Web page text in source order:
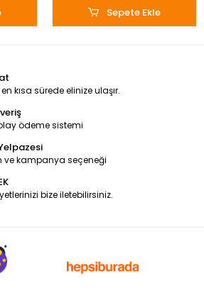
Sepete Ekle
kısa sürede elinize ulaşır.
ödeme sistemi
ve kampanya seçeneği
bize iletebilirsiniz.